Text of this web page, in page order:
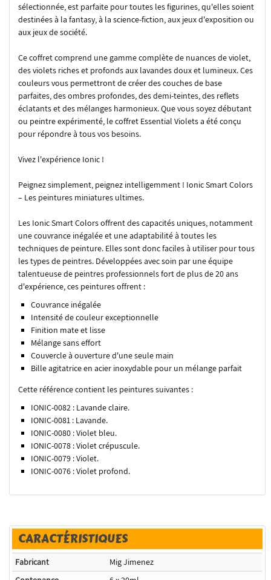
sélectionnée, est parfaite pour toutes les figurines, qu'elles soient
destinées à la fantasy, à la science-fiction, aux jeux d'exposition ou
aux jeux de société.
Ce coffret comprend une gamme complète de nuances de violet,
des violets riches et profonds aux lavandes doux et lumineux. Ces
couleurs vous permettront de créer des couches de base
parfaites, des ombres profondes, des demi-teintes, des reflets
éclatants et des mélanges harmonieux. Que vous soyez débutant
ou peintre expérimenté, le coffret Essential Violets a été conçu
pour répondre à tous vos besoins.
Vivez l'expérience Ionic !
Peignez simplement, peignez intelligemment ! Ionic Smart Colors
– Les peintures miniatures ultimes.
Les Ionic Smart Colors offrent des capacités uniques, notamment
une couvrance inégalée et une adaptabilité à toutes les
techniques de peinture. Elles sont donc faciles à utiliser pour tous
les types de peintres. Développées avec soin par une équipe
talentueuse de peintres professionnels fort de plus de 20 ans
d'expérience, ces peintures offrent :
Couvrance inégalée
Intensité de couleur exceptionnelle
Finition mate et lisse
Mélange sans effort
Couvercle à ouverture d'une seule main
Bille agitatrice en acier inoxydable pour un mélange parfait
Cette référence contient les peintures suivantes :
IONIC-0082 : Lavande claire.
IONIC-0081 : Lavande.
IONIC-0080 : Violet bleu.
IONIC-0078 : Violet crépuscule.
IONIC-0079 : Violet.
IONIC-0076 : Violet profond.
CARACTÉRISTIQUES
Fabricant
Mig Jimenez